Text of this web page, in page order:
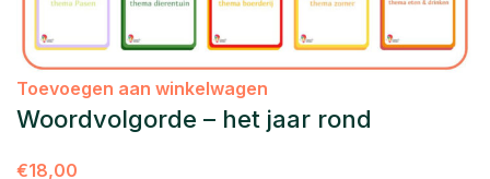
Toevoegen aan winkelwagen
Woordvolgorde – het jaar rond
€18,00